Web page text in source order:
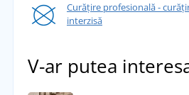
Curățire profesională -
interzisă
V-ar putea